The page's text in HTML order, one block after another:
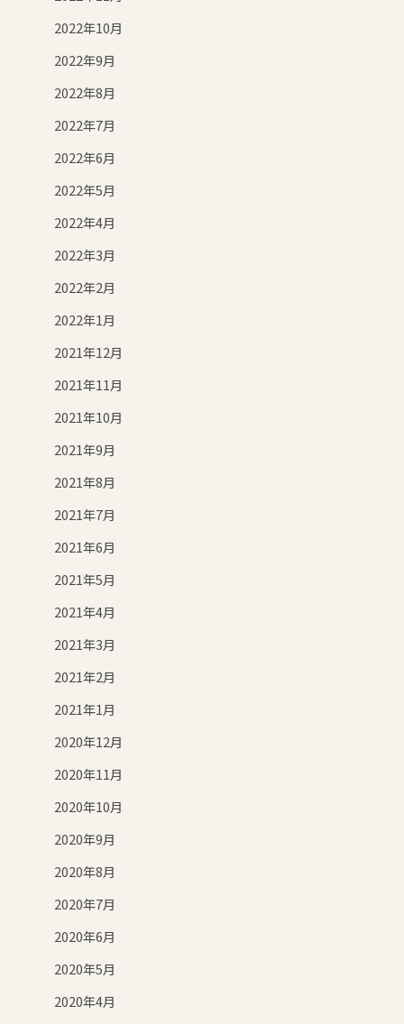
2022年10月
2022年9月
2022年8月
2022年7月
2022年6月
2022年5月
2022年4月
2022年3月
2022年2月
2022年1月
2021年12月
2021年11月
2021年10月
2021年9月
2021年8月
2021年7月
2021年6月
2021年5月
2021年4月
2021年3月
2021年2月
2021年1月
2020年12月
2020年11月
2020年10月
2020年9月
2020年8月
2020年7月
2020年6月
2020年5月
2020年4月